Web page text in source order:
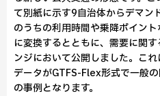
て別紙に示す9自治体からデマン
のうちの利用時間や乗降ポイン
に変換するとともに、需要に関
ンジにおいて公開しました。こ
データがGTFS-Flex形式で一般
の事例となります。